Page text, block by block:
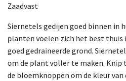
Zaadvast
Siernetels gedijen goed binnen in
planten voelen zich het best thuis
goed gedraineerde grond.
om de plant voller te maken. Knip
de bloemknoppen om de kleur van